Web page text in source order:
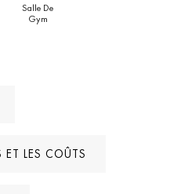
Salle De
Gym
ET LES COÛTS